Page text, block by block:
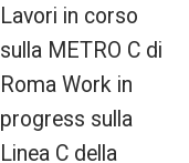
Lavori in corso
sulla METRO C di
Roma Work in
progress sulla
Linea C della